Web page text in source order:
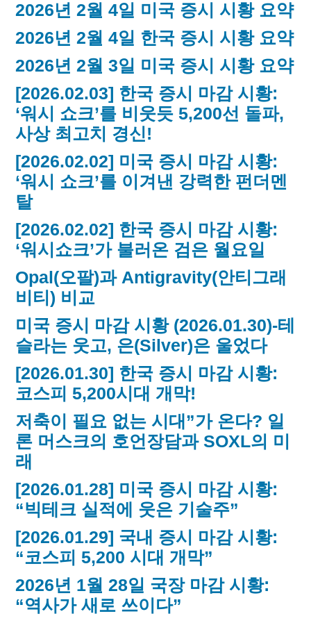
2026년 2월 4일 미국 증시 시황 요약
2026년 2월 4일 한국 증시 시황 요약
2026년 2월 3일 미국 증시 시황 요약
[2026.02.03] 한국 증시 마감 시황:
‘워시 쇼크’를 비웃듯 5,200선 돌파,
사상 최고치 경신!
[2026.02.02] 미국 증시 마감 시황:
‘워시 쇼크’를 이겨낸 강력한 펀더멘
탈
[2026.02.02] 한국 증시 마감 시황:
‘워시쇼크’가 불러온 검은 월요일
Opal(오팔)과 Antigravity(안티그래
비티) 비교
미국 증시 마감 시황 (2026.01.30)-테
슬라는 웃고, 은(Silver)은 울었다
[2026.01.30] 한국 증시 마감 시황:
코스피 5,200시대 개막!
저축이 필요 없는 시대”가 온다? 일
론 머스크의 호언장담과 SOXL의 미
래
[2026.01.28] 미국 증시 마감 시황:
“빅테크 실적에 웃은 기술주”
[2026.01.29] 국내 증시 마감 시황:
“코스피 5,200 시대 개막”
2026년 1월 28일 국장 마감 시황:
“역사가 새로 쓰이다”